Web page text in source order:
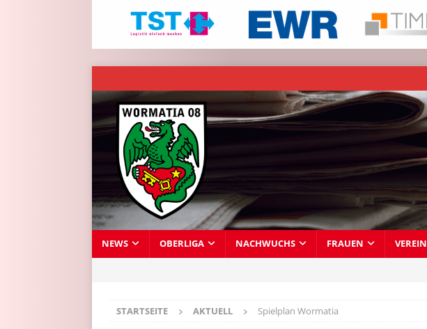
NEWS OBERLIGA NACHWUCHS FRAUEN VEREIN
STARTSEITE AKTUELL Spielplan Wormatia